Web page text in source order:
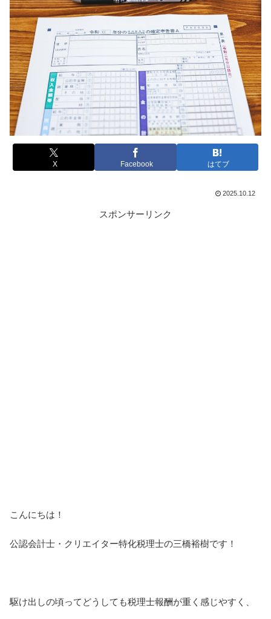
X Facebook はてブ
2025.10.12
スポンサーリンク
こんにちは！
公認会計士・クリエイター特化税理士の三橋裕樹です！
駆け出しの頃ってどうしても税理士報酬が重く感じやすく、